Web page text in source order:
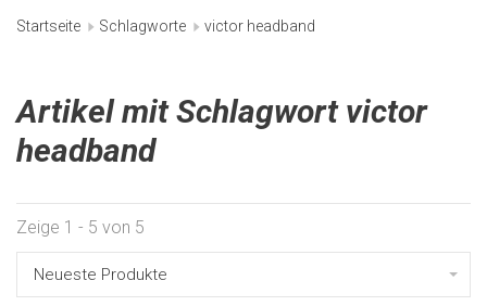
Startseite Schlagworte victor headband
Artikel mit Schlagwort victor
headband
Zeige 1 - 5 von 5
Neueste Produkte